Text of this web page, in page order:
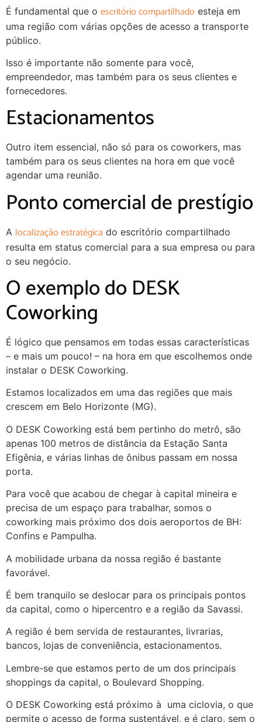
É fundamental que o escritório compartilhado esteja em
uma região com várias opções de acesso a transporte
público.
Isso é importante não somente para você,
empreendedor, mas também para os seus clientes e
fornecedores.
Estacionamentos
Outro item essencial, não só para os coworkers, mas
também para os seus clientes na hora em que você
agendar uma reunião.
Ponto comercial de prestígio
A localização estratégica do escritório compartilhado
resulta em status comercial para a sua empresa ou para
o seu negócio.
O exemplo do DESK
Coworking
É lógico que pensamos em todas essas características
– e mais um pouco! – na hora em que escolhemos onde
instalar o DESK Coworking.
Estamos localizados em uma das regiões que mais
crescem em Belo Horizonte (MG).
O DESK Coworking está bem pertinho do metrô, são
apenas 100 metros de distância da Estação Santa
Efigênia, e várias linhas de ônibus passam em nossa
porta.
Para você que acabou de chegar à capital mineira e
precisa de um espaço para trabalhar, somos o
coworking mais próximo dos dois aeroportos de BH:
Confins e Pampulha.
A mobilidade urbana da nossa região é bastante
favorável.
É bem tranquilo se deslocar para os principais pontos
da capital, como o hipercentro e a região da Savassi.
A região é bem servida de restaurantes, livrarias,
bancos, lojas de conveniência, estacionamentos.
Lembre-se que estamos perto de um dos principais
shoppings da capital, o Boulevard Shopping.
O DESK Coworking está próximo à uma ciclovia, o que
permite o acesso de forma sustentável, e é claro, sem o